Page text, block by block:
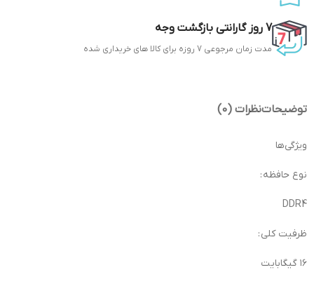
7 روز گارانتی بازگشت وجه
مدت زمان مرجوعی 7 روزه برای کالا های خریداری شده
توضیحاتنظرات (0)
ویژگی‌ها
نوع حافظه :
DDR4
ظرفیت کلی :
۱۶ گیگابایت